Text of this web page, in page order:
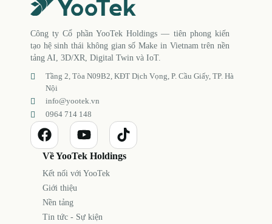
Công ty Cổ phần YooTek Holdings — tiên phong kiến
tạo hệ sinh thái không gian số Make in Vietnam trên nền
tảng AI, 3D/XR, Digital Twin và IoT.
Tầng 2, Tòa N09B2, KĐT Dịch Vọng, P. Cầu Giấy, TP. Hà
Nội
info@yootek.vn
0964 714 148
Về YooTek Holdings
Kết nối với YooTek
Giới thiệu
Nền tảng
Tin tức - Sự kiện